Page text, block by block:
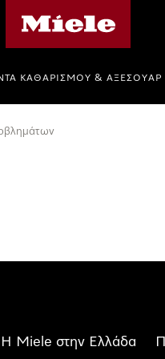
ΚΑΘΑΡΙΣΜΟΎ & ΑΞΕΣΟΥΆΡ
Η Miele στην Ελλάδα